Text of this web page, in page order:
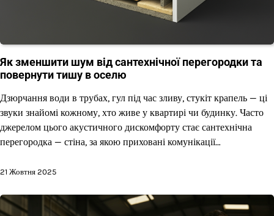
Як зменшити шум від сантехнічної перегородки та
повернути тишу в оселю
Дзюрчання води в трубах, гул під час зливу, стукіт крапель — ці
звуки знайомі кожному, хто живе у квартирі чи будинку. Часто
джерелом цього акустичного дискомфорту стає сантехнічна
перегородка — стіна, за якою приховані комунікації…
21 Жовтня 2025